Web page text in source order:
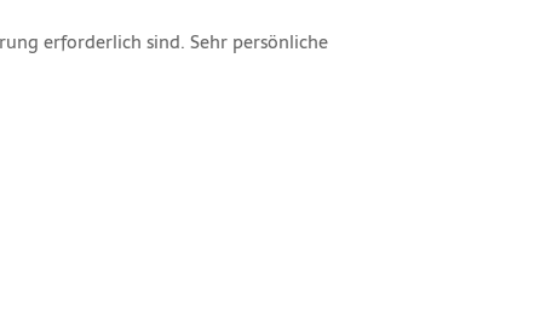
erforderlich sind. Sehr persönliche